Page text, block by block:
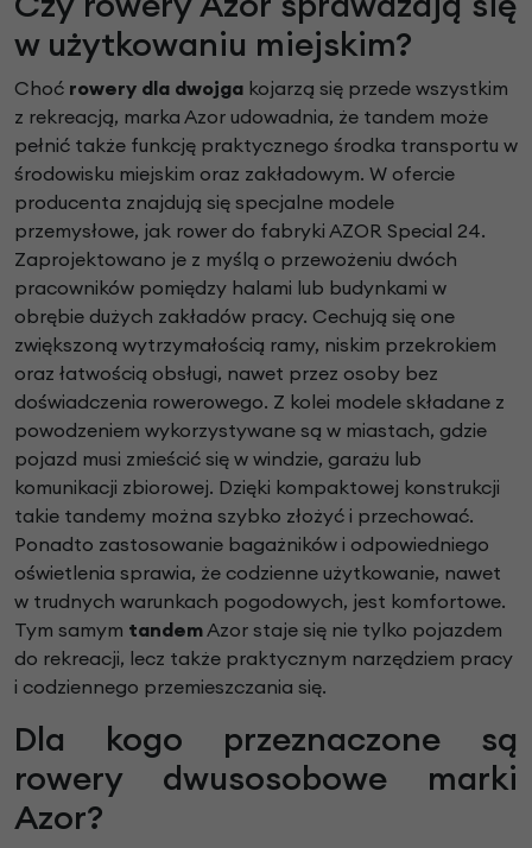
w użytkowaniu miejskim?
Choć rowery dla dwojga kojarzą się przede wszystkim
z rekreacją, marka Azor udowadnia, że tandem może
pełnić także funkcję praktycznego środka transportu w
środowisku miejskim oraz zakładowym. W ofercie
producenta znajdują się specjalne modele
przemysłowe, jak rower do fabryki AZOR Special 24.
Zaprojektowano je z myślą o przewożeniu dwóch
pracowników pomiędzy halami lub budynkami w
obrębie dużych zakładów pracy. Cechują się one
zwiększoną wytrzymałością ramy, niskim przekrokiem
oraz łatwością obsługi, nawet przez osoby bez
doświadczenia rowerowego. Z kolei modele składane z
powodzeniem wykorzystywane są w miastach, gdzie
pojazd musi zmieścić się w windzie, garażu lub
komunikacji zbiorowej. Dzięki kompaktowej konstrukcji
takie tandemy można szybko złożyć i przechować.
Ponadto zastosowanie bagażników i odpowiedniego
oświetlenia sprawia, że codzienne użytkowanie, nawet
w trudnych warunkach pogodowych, jest komfortowe.
Tym samym tandemAzor staje się nie tylko pojazdem
do rekreacji, lecz także praktycznym narzędziem pracy
i codziennego przemieszczania się.
Dla kogo przeznaczone są
rowery dwusosobowe marki
Azor?